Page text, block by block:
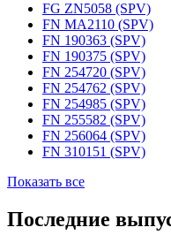
FG ZN5058 (SPV)
FN MA2110 (SPV)
FN 190363 (SPV)
FN 190375 (SPV)
FN 254720 (SPV)
FN 254762 (SPV)
FN 254985 (SPV)
FN 255582 (SPV)
FN 256064 (SPV)
FN 310151 (SPV)
Показать все
Последние